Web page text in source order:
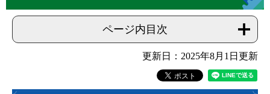
ページ内目次
更新日：2025年8月1日更新